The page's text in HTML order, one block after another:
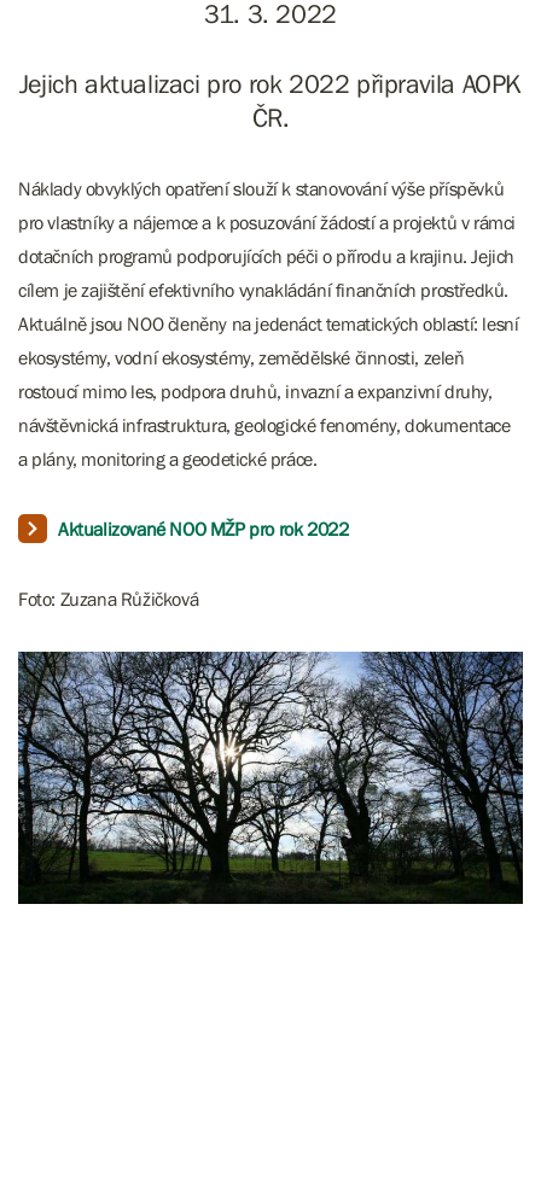
31. 3. 2022
Jejich aktualizaci pro rok 2022 připravila AOPK
ČR.
Náklady obvyklých opatření slouží k stanovování výše příspěvků
pro vlastníky a nájemce a k posuzování žádostí a projektů v rámci
dotačních programů podporujících péči o přírodu a krajinu. Jejich
cílem je zajištění efektivního vynakládání finančních prostředků.
Aktuálně jsou NOO členěny na jedenáct tematických oblastí: lesní
ekosystémy, vodní ekosystémy, zemědělské činnosti, zeleň
rostoucí mimo les, podpora druhů, invazní a expanzivní druhy,
návštěvnická infrastruktura, geologické fenomény, dokumentace
a plány, monitoring a geodetické práce.
Aktualizované NOO MŽP pro rok 2022
Foto: Zuzana Růžičková